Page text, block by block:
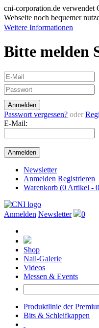
cni-corporation.de verwendet
Webseite noch bequemer
Weitere Informationen
Bitte melden
Passwort vergessen? oder
E-Mail:
Newsletter
Anmelden Registrieren
Warenkorb (0 Artikel -
Anmelden Newsletter 0
Shop
Nail-Galerie
Videos
Messen & Events
Produktlinie der
Bits & Schleifkappen